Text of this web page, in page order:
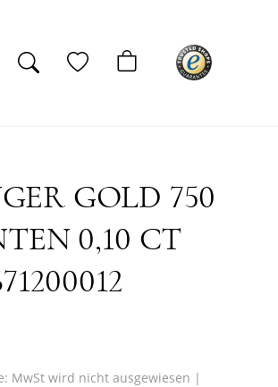
GOLD 750
0,10 CT
MwSt wird nicht ausgewiesen |